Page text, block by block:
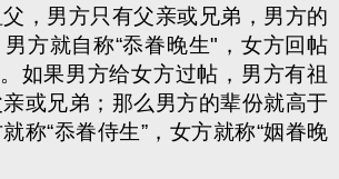
，男方只有父亲或兄弟，男方的
方就自称“忝眷晚生"，女方回帖
如果男方给女方过帖，男方有祖
或兄弟；那么男方的辈份就高于
称“忝眷侍生”，女方就称“姻眷晚